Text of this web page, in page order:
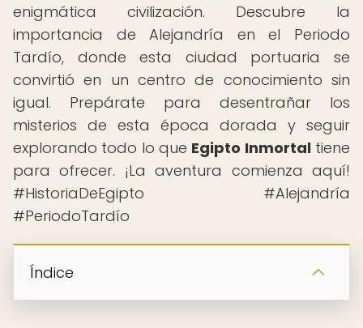
enigmática civilización. Descubre la
importancia de Alejandría en el Periodo
Tardío, donde esta ciudad portuaria se
convirtió en un centro de conocimiento sin
igual. Prepárate para desentrañar los
misterios de esta época dorada y seguir
explorando todo lo que Egipto Inmortaltiene
para ofrecer. ¡La aventura comienza aquí!
#HistoriaDeEgipto #Alejandría
#PeriodoTardío
Índice